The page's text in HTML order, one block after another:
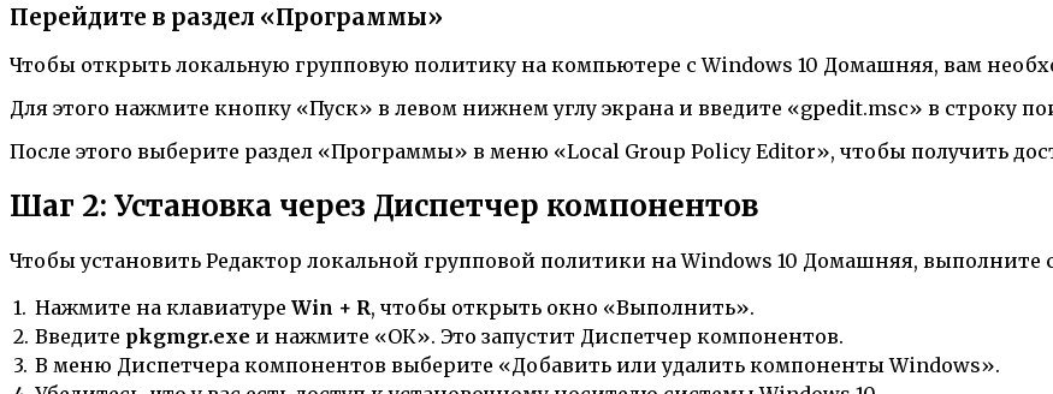
Перейдите в раздел «Программы»
Чтобы открыть локальную групповую политику на компьютере с Windows 10 Домашняя, вам
Для этого нажмите кнопку «Пуск» в левом нижнем углу экрана и введите «gpedit.msc» в строку
После этого выберите раздел «Программы» в меню «Local Group Policy Editor», чтобы получить
Шаг 2: Установка через Диспетчер компонентов
Чтобы установить Редактор локальной групповой политики на Windows 10 Домашняя, выполните
1. Нажмите на клавиатуре Win + R, чтобы открыть окно «Выполнить».
2. Введите pkgmgr.exe и нажмите «ОК». Это запустит Диспетчер компонентов.
3. В меню Диспетчера компонентов выберите «Добавить или удалить компоненты Windows».